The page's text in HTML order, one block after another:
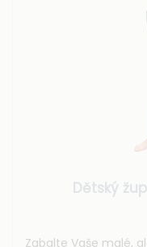
Dětský
Zabalte Vaše malé,